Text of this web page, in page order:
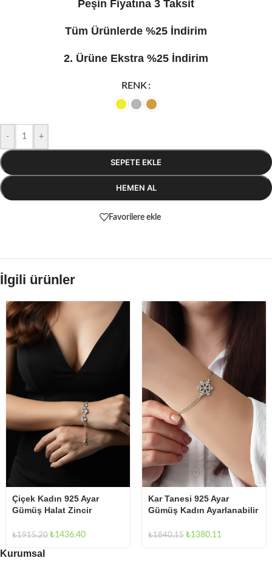
Peşin Fiyatına 3 Taksit
Tüm Ürünlerde %25 İndirim
2. Ürüne Ekstra %25 İndirim
RENK
- +
SEPETE EKLE
HEMEN AL
Favorilere ekle
İlgili ürünler
Çiçek Kadın 925 Ayar
Gümüş Halat Zincir
₺1915.20 ₺1436.40
Kar Tanesi 925 Ayar
Gümüş Kadın Ayarlanabilir
₺1840.15 ₺1380.11
Kurumsal